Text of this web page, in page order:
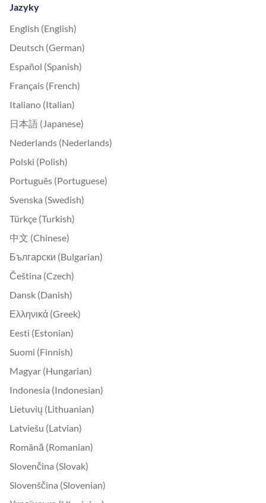
Jazyky
English (English)
Deutsch (German)
Español (Spanish)
Français (French)
Italiano (Italian)
日本語 (Japanese)
Nederlands (Nederlands)
Polski (Polish)
Português (Portuguese)
Svenska (Swedish)
Türkçe (Turkish)
中文 (Chinese)
Български (Bulgarian)
Čeština (Czech)
Dansk (Danish)
Ελληνικά (Greek)
Eesti (Estonian)
Suomi (Finnish)
Magyar (Hungarian)
Indonesia (Indonesian)
Lietuvių (Lithuanian)
Latviešu (Latvian)
Română (Romanian)
Slovenčina (Slovak)
Slovenščina (Slovenian)